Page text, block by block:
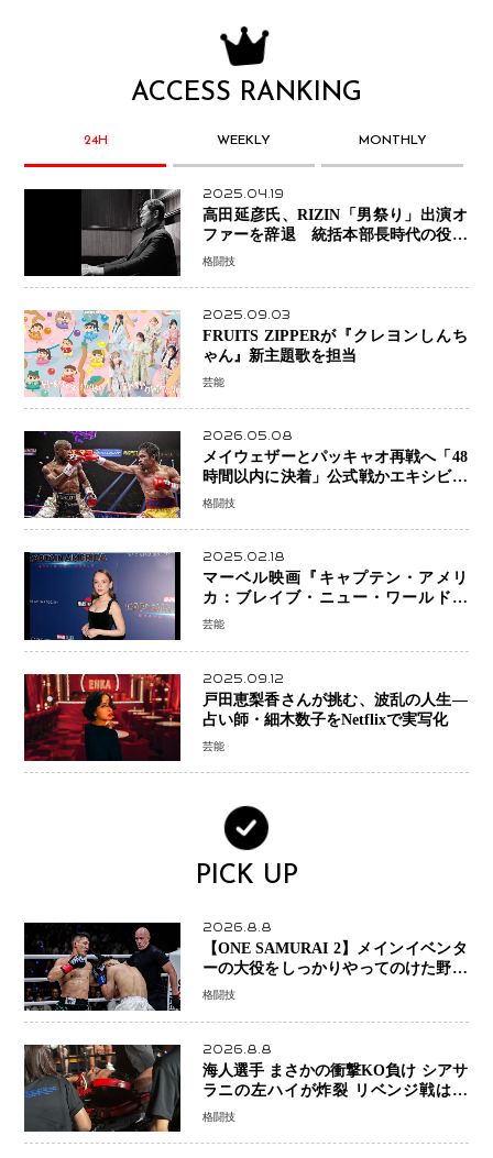
ACCESS RANKING
24H WEEKLY MONTHLY
2025.04.19
高田延彦氏、RIZIN「男祭り」出演オ
ファーを辞退 統括本部長時代の役目
「すでに終えています」と明言
格闘技
2025.09.03
FRUITS ZIPPERが『クレヨンしんち
ゃん』新主題歌を担当
芸能
2026.05.08
メイウェザーとパッキャオ再戦へ「48
時間以内に決着」公式戦かエキシビシ
ョンか混迷続く
格闘技
2025.02.18
マーベル映画『キャプテン・アメリ
カ：ブレイブ・ニュー・ワールド』
新ブラック・ウィドウ役のシラ・ハー
芸能
2025.09.12
戸田恵梨香さんが挑む、波乱の人生―
占い師・細木数子をNetflixで実写化
芸能
PICK UP
2026.8.8
【ONE SAMURAI 2】メインイベンタ
ーの大役をしっかりやってのけた野杁
正明が衝撃のリベンジ！ リウ・メン
ーで完全決着
格闘技
2026.8.8
海人選手 まさかの衝撃KO負け シアサ
ラニの左ハイが炸裂 リベンジ戦は一
瞬で決着
格闘技